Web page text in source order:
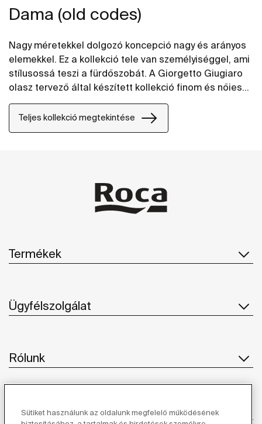
Dama (old codes)
Nagy méretekkel dolgozó koncepció nagy és arányos
elemekkel. Ez a kollekció tele van személyiséggel, ami
stílusossá teszi a fürdőszobát. A Giorgetto Giugiaro
olasz tervező által készített kollekció finom és nőies
Teljes kollekció megtekintése
Termékek
Ügyfélszolgálat
Rólunk
Ihlet
Sütiket használunk az oldalunk megfelelő működésének